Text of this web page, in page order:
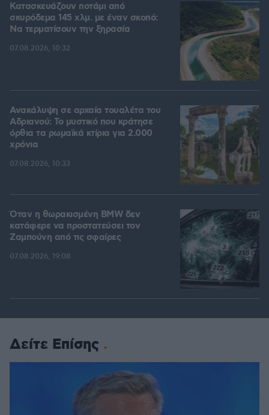
Κατασκευάζουν ποτάμι από
σκυρόδεμα 145 χλμ. με έναν σκοπό:
Να τερματίσουν την ξηρασία
07.08.2026, 10:32
Ανακάλυψη σε αρχαία τουαλέτα του
Αδριανού: Το μυστικό που κράτησε
όρθια τα ρωμαϊκά κτίρια για 2.000
χρόνια
07.08.2026, 10:33
Όταν η θωρακισμένη BMW δεν
κατάφερε να προστατεύσει τον
Ζαμπούνη από τις σφαίρες
07.08.2026, 19:08
Δείτε Επίσης